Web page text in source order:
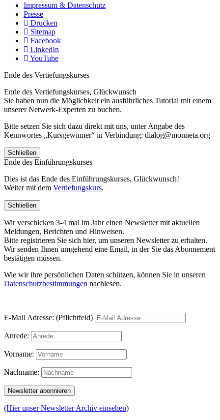
Impressum & Datenschutz
Presse
Drucken
Sitemap
Facebook
LinkedIn
YouTube
Ende des Vertiefungskurses
Ende des Vertiefungskurses, Glückwunsch
Sie haben nun die Möglichkeit ein ausführliches Tutorial mit einem
unserer Netwerk-Experten zu buchen.
Bitte setzen Sie sich dazu direkt mit uns, unter Angabe des
Kennwortes „Kursgewinner“ in Verbindung: dialog@monneta.org
Schließen
Ende des Einführungskurses
Dies ist das Ende des Einführungskurses, Glückwunsch!
Weiter mit dem Vertiefungskurs.
Schließen
Wir verschicken 3-4 mal im Jahr einen Newsletter mit aktuellen
Meldungen, Berichten und Hinweisen.
Bitte registrieren Sie sich hier, um unseren Newsletter zu erhalten.
Wir senden Ihnen umgehend eine Email, in der Sie das Abonnement
bestätigen müssen.
Wie wir ihre persönlichen Daten schützen, können Sie in unseren
Datenschutzbestimmungen nachlesen.
E-Mail Adresse: (Pflichtfeld)
Anrede:
Vorname:
Nachname:
(Hier unser Newsletter Archiv einsehen)